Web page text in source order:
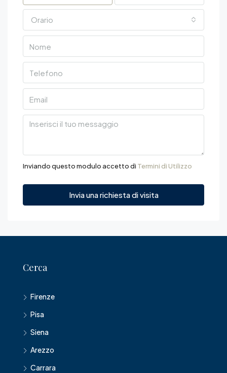
Orario
Inviando questo modulo accetto di Termini di Utilizzo
Invia una richiesta di visita
Cerca
Firenze
Pisa
Siena
Arezzo
Carrara